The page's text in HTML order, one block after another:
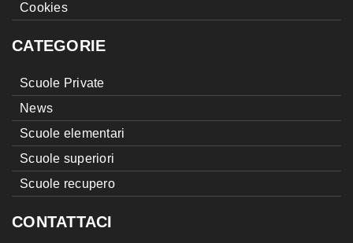
Cookies
CATEGORIE
Scuole Private
News
Scuole elementari
Scuole superiori
Scuole recupero
CONTATTACI